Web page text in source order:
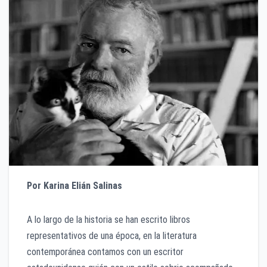
Por Karina Elián Salinas
A lo largo de la historia se han escrito libros
representativos de una época, en la literatura
contemporánea contamos con un escritor